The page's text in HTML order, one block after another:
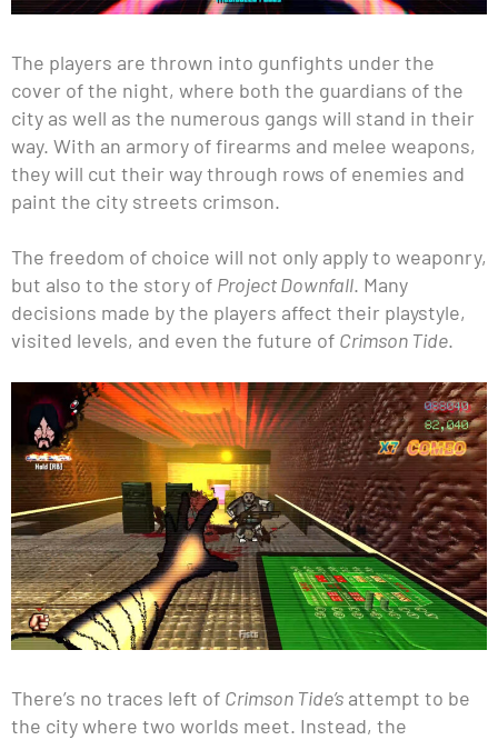
The players are thrown into gunfights under the
cover of the night, where both the guardians of the
city as well as the numerous gangs will stand in their
way. With an armory of firearms and melee weapons,
they will cut their way through rows of enemies and
paint the city streets crimson.
The freedom of choice will not only apply to weaponry,
but also to the story of Project Downfall. Many
decisions made by the players affect their playstyle,
visited levels, and even the future of Crimson Tide.
There’s no traces left of Crimson Tide’s attempt to be
the city where two worlds meet. Instead, the